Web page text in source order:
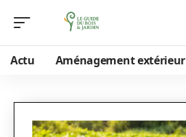
Actu Aménagement extérieur